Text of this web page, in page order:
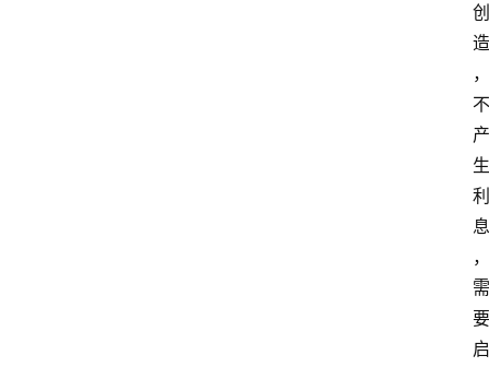
创
造
，
不
产
生
利
息
，
需
要
启